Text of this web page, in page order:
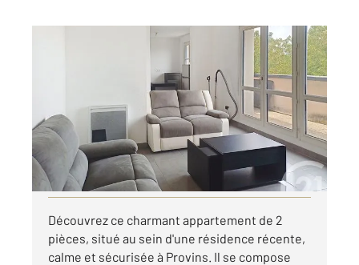
Appartement F2 à louer
680 €
par mois charges comprises
Visiter le site dédié
Découvrez ce charmant appartement de 2
pièces, situé au sein d'une résidence récente,
calme et sécurisée à Provins. Il se compose